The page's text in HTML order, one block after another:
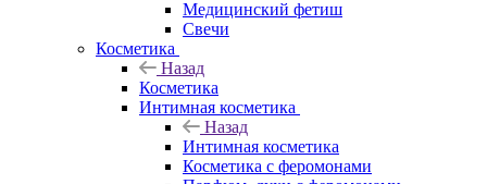
Медицинский фетиш
Свечи
Косметика
Назад
Косметика
Интимная косметика
Назад
Интимная косметика
Косметика с феромонами